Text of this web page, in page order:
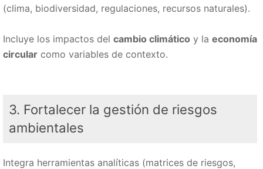
(clima, biodiversidad, regulaciones, recursos naturales).
Incluye los impactos del cambio climático y la economía
circular como variables de contexto.
3. Fortalecer la gestión de riesgos
ambientales
Integra herramientas analíticas (matrices de riesgos,